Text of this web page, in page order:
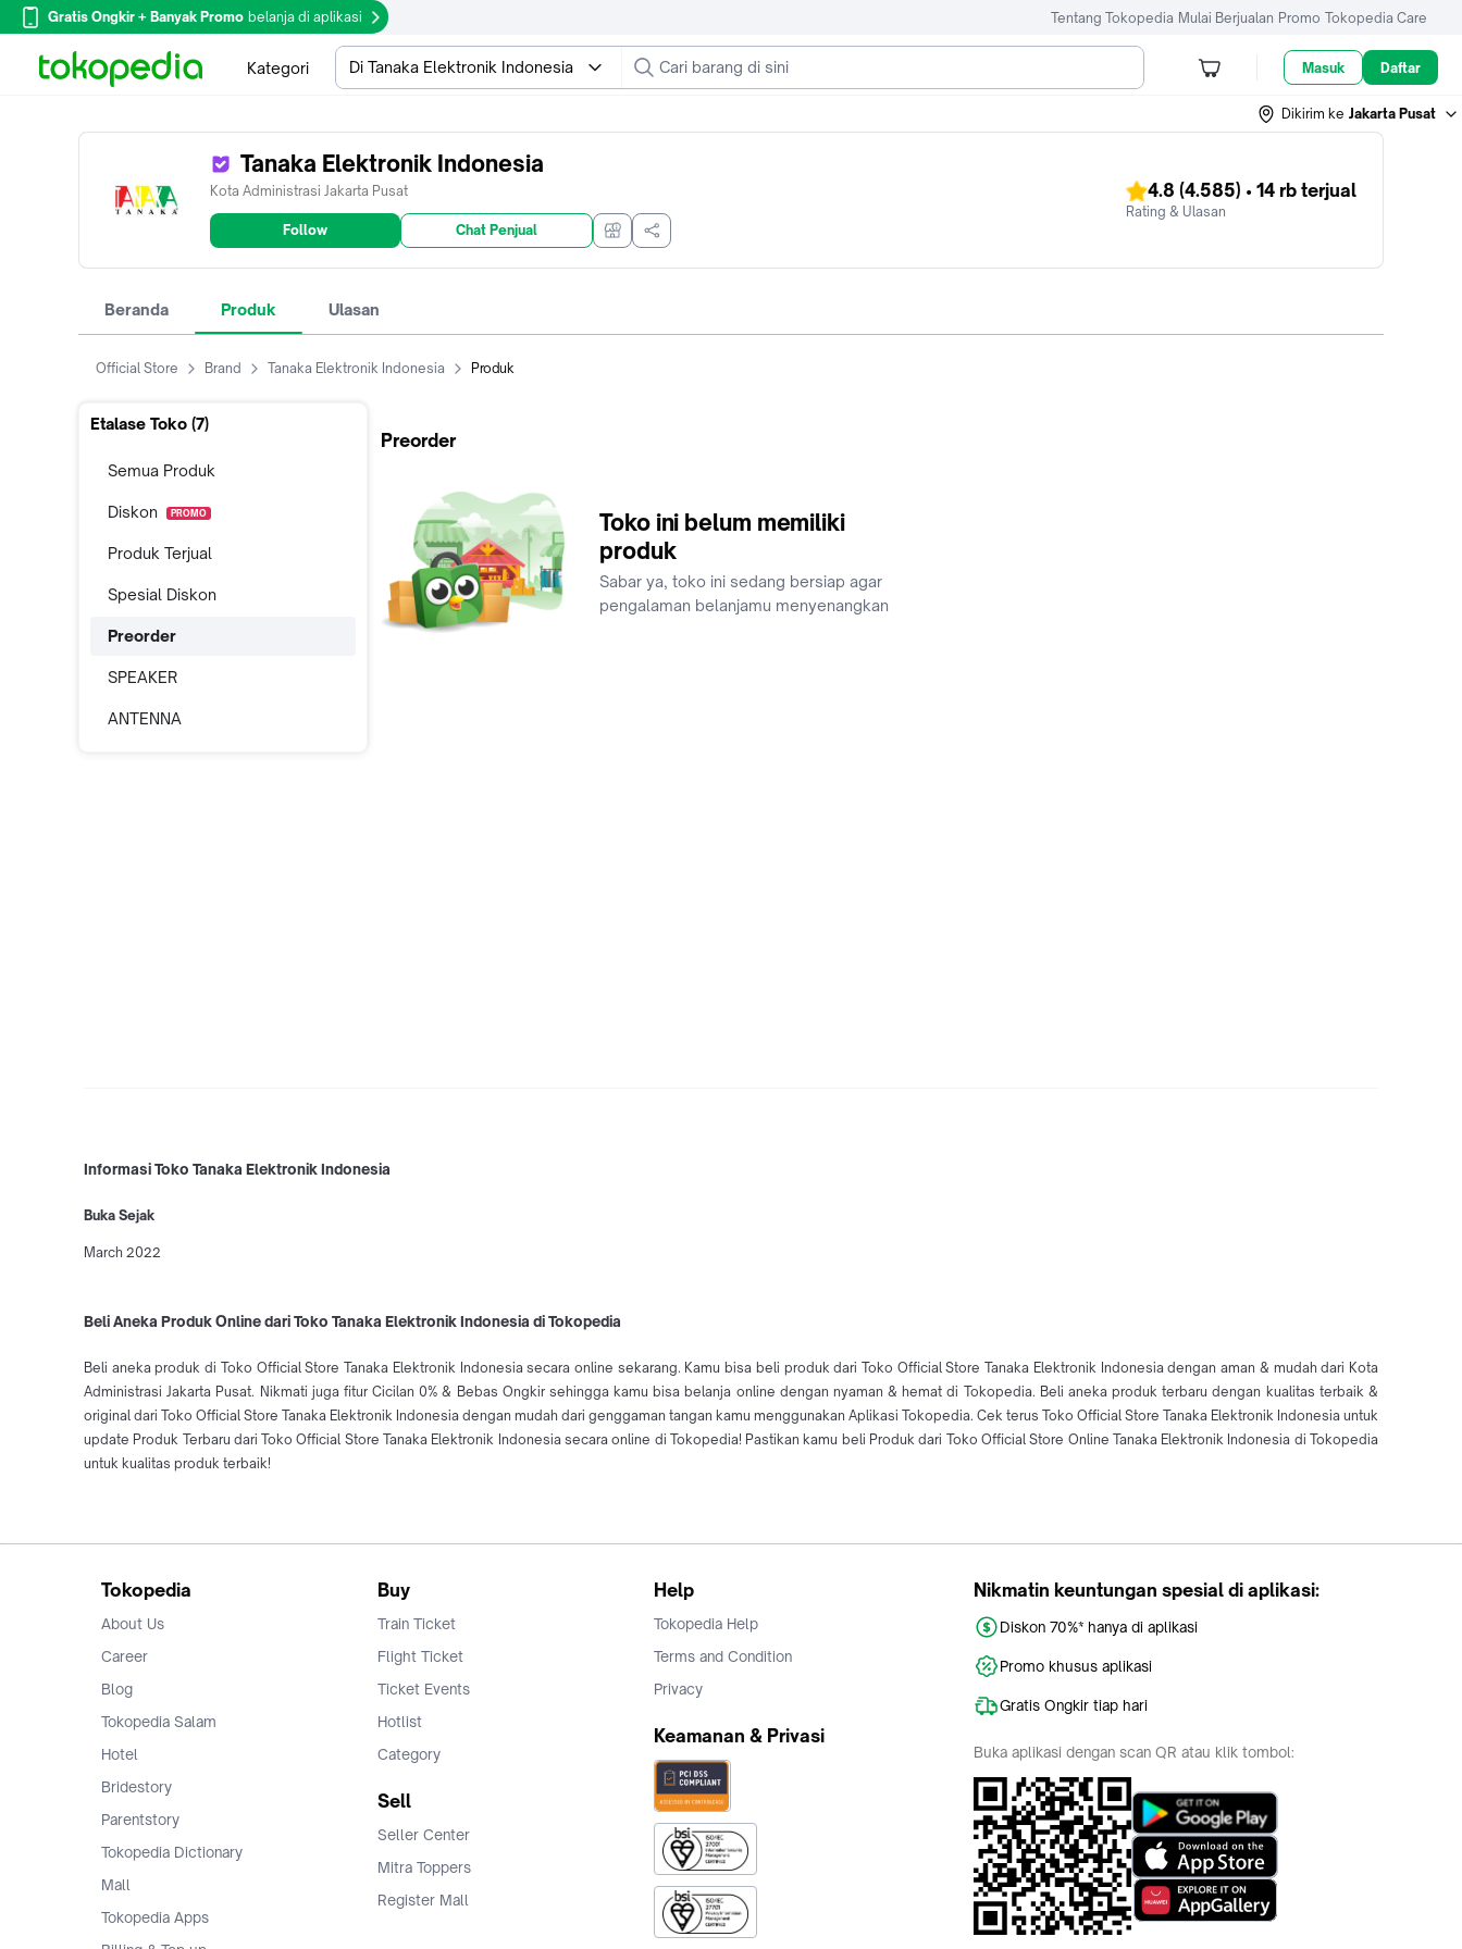
Gratis Ongkir + Banyak Promo belanja di aplikasi Tentang Tokopedia Mulai Berjualan Promo Tokopedia Care
Kategori Di Tanaka Elektronik Indonesia Masuk Daftar
Dikirim ke Jakarta Pusat
Tanaka Elektronik Indonesia
Kota Administrasi Jakarta Pusat
Follow Chat Penjual
4.8 (4.585) • 14 rb terjual
Rating & Ulasan
Beranda Produk Ulasan
Official Store Brand Tanaka Elektronik Indonesia Produk
Etalase Toko (7)
Semua Produk
Diskon PROMO
Produk Terjual
Spesial Diskon
Preorder
SPEAKER
ANTENNA
Preorder
Toko ini belum memiliki
produk
Sabar ya, toko ini sedang bersiap agar
pengalaman belanjamu menyenangkan
Informasi Toko Tanaka Elektronik Indonesia
Buka Sejak
March 2022
Beli Aneka Produk Online dari Toko Tanaka Elektronik Indonesia di Tokopedia
Beli aneka produk di Toko Official Store Tanaka Elektronik Indonesia secara online sekarang. Kamu bisa beli produk dari Toko Official Store Tanaka Elektronik Indonesia dengan aman & mudah dari Kota
Administrasi Jakarta Pusat. Nikmati juga fitur Cicilan 0% & Bebas Ongkir sehingga kamu bisa belanja online dengan nyaman & hemat di Tokopedia. Beli aneka produk terbaru dengan kualitas terbaik &
original dari Toko Official Store Tanaka Elektronik Indonesia dengan mudah dari genggaman tangan kamu menggunakan Aplikasi Tokopedia. Cek terus Toko Official Store Tanaka Elektronik Indonesia untuk
update Produk Terbaru dari Toko Official Store Tanaka Elektronik Indonesia secara online di Tokopedia! Pastikan kamu beli Produk dari Toko Official Store Online Tanaka Elektronik Indonesia di Tokopedia
untuk kualitas produk terbaik!
Tokopedia
About Us
Career
Blog
Tokopedia Salam
Hotel
Bridestory
Parentstory
Tokopedia Dictionary
Mall
Tokopedia Apps
Buy
Train Ticket
Flight Ticket
Ticket Events
Hotlist
Category
Sell
Seller Center
Mitra Toppers
Register Mall
Help
Tokopedia Help
Terms and Condition
Privacy
Keamanan & Privasi
Nikmatin keuntungan spesial di aplikasi:
Diskon 70%* hanya di aplikasi
Promo khusus aplikasi
Gratis Ongkir tiap hari
Buka aplikasi dengan scan QR atau klik tombol: